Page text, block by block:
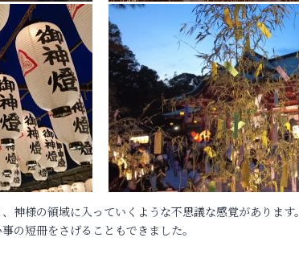
神様の領域に入っていくような不思議な感覚があります。
の短冊をさげることもできました。